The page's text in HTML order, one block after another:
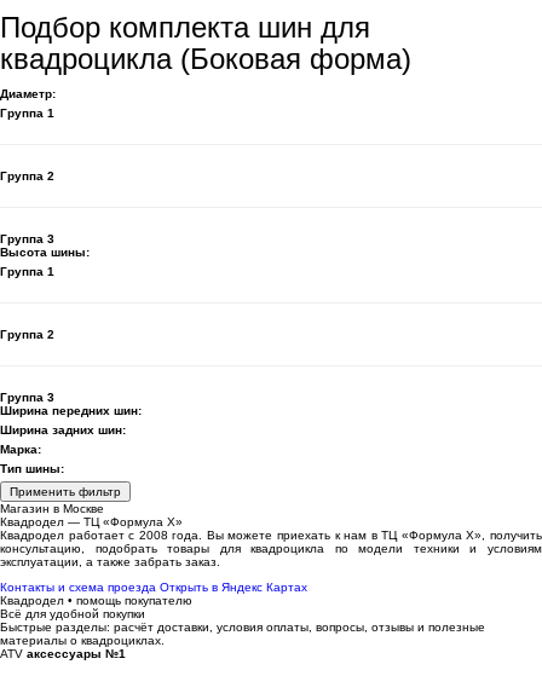
Подбор комплекта шин для
квадроцикла (Боковая форма)
Диаметр:
Группа 1
Группа 2
Группа 3
Высота шины:
Группа 1
Группа 2
Группа 3
Ширина передних шин:
Ширина задних шин:
Марка:
Тип шины:
Применить фильтр
Магазин в Москве
Квадродел — ТЦ «Формула Х»
Квадродел работает с 2008 года. Вы можете приехать к нам в ТЦ «Формула Х», получить
консультацию, подобрать товары для квадроцикла по модели техники и условиям
эксплуатации, а также забрать заказ.
Контакты и схема проезда Открыть в Яндекс Картах
Квадродел • помощь покупателю
Всё для удобной покупки
Быстрые разделы: расчёт доставки, условия оплаты, вопросы, отзывы и полезные
материалы о квадроциклах.
ATV аксессуары №1